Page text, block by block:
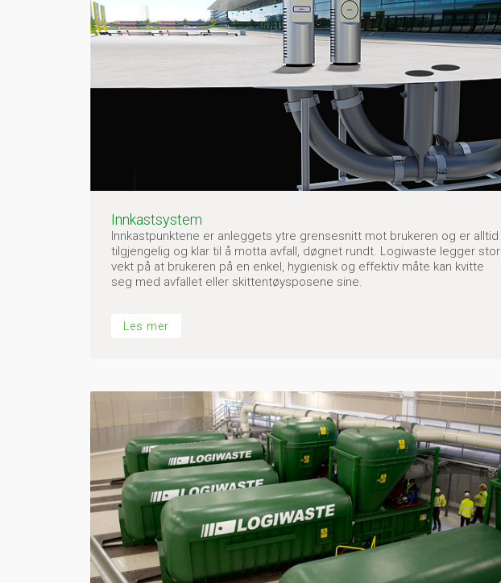
Innkastsystem
Innkastpunktene er anleggets ytre grensesnitt mot brukeren og er alltid
tilgjengelig og klar til å motta avfall, døgnet rundt. Logiwaste legger stor
vekt på at brukeren på en enkel, hygienisk og effektiv måte kan kvitte
seg med avfallet eller skittentøysposene sine.
Les mer